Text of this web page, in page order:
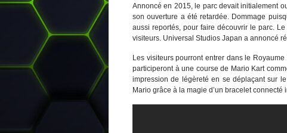
Annoncé en 2015, le parc devait initialement
son ouverture a été retardée. Dommage
aussi reportés, pour faire découvrir le parc.
visiteurs. Universal Studios Japan a annoncé
Les visiteurs pourront entrer dans le
participeront à une course de Mario Kart
impression de légèreté en se déplaçant sur
Mario grâce à la magie d’un bracelet connecté